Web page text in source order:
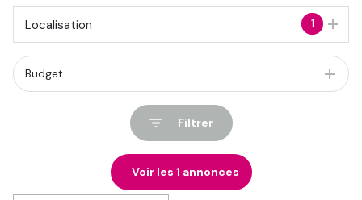
1
Localisation
Budget
Filtrer
Voir les 1 annonces